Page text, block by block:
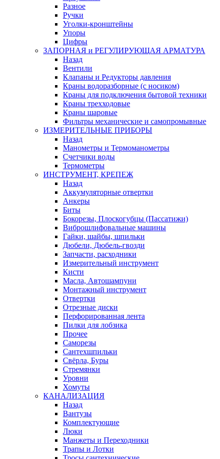
Разное
Ручки
Уголки-кронштейны
Упоры
Цифры
ЗАПОРНАЯ и РЕГУЛИРУЮЩАЯ АРМАТУРА
Назад
Вентили
Клапаны и Редукторы давления
Краны водоразборные (с носиком)
Краны для подключения бытовой техники
Краны трехходовые
Краны шаровые
Фильтры механические и самопромывные
ИЗМЕРИТЕЛЬНЫЕ ПРИБОРЫ
Назад
Манометры и Термоманометры
Счетчики воды
Термометры
ИНСТРУМЕНТ, КРЕПЕЖ
Назад
Аккумуляторные отвертки
Анкеры
Биты
Бокорезы, Плоскогубцы (Пассатижи)
Виброшлифовальные машины
Гайки, шайбы, шпильки
Дюбели, Дюбель-гвозди
Запчасти, расходники
Измерительный инструмент
Кисти
Масла, Автошампуни
Монтажный инструмент
Отвертки
Отрезные диски
Перфорированная лента
Пилки для лобзика
Прочее
Саморезы
Сантехшпильки
Свёрла, Буры
Стремянки
Уровни
Хомуты
КАНАЛИЗАЦИЯ
Назад
Вантузы
Комплектующие
Люки
Манжеты и Переходники
Трапы и Лотки